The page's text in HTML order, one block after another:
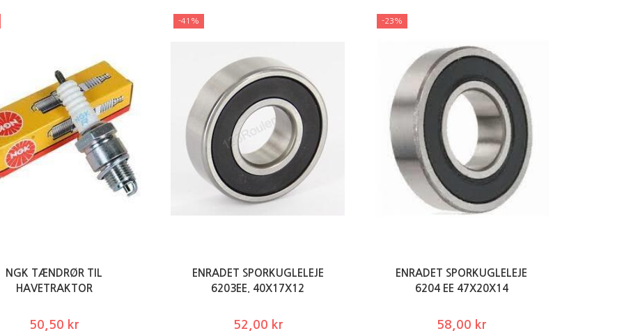
NGK TÆNDRØR TIL
HAVETRAKTOR
50,50 kr
-41%
ENRADET SPORKUGLELEJE
6203EE. 40X17X12
52,00 kr
-23%
ENRADET SPORKUGLELEJE
6204 EE 47X20X14
58,00 kr